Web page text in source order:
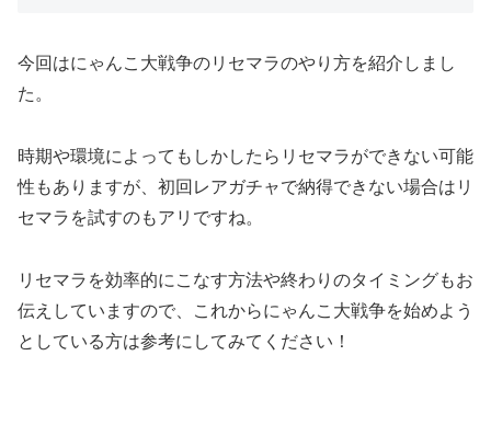
今回はにゃんこ大戦争のリセマラのやり方を紹介しまし
た。
時期や環境によってもしかしたらリセマラができない可能
性もありますが、初回レアガチャで納得できない場合はリ
セマラを試すのもアリですね。
リセマラを効率的にこなす方法や終わりのタイミングもお
伝えしていますので、これからにゃんこ大戦争を始めよう
としている方は参考にしてみてください！